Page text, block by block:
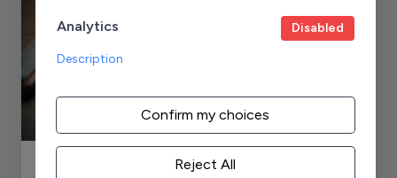
Réduire la pollution de l'air dans la cuisine
Analytics Disabled
Description
Confirm my choices
Reject All